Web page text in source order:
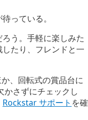
っている。
う。手軽に楽しみた
たり、フレンドと一
、回転式の賞品台に
かさずにチェックし
Rockstar サポート を確